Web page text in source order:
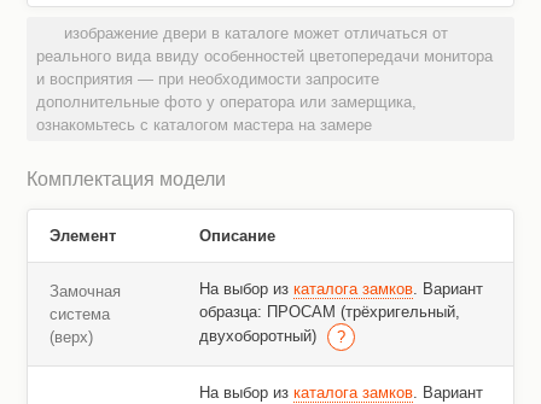
изображение двери в каталоге может отличаться от
реального вида ввиду особенностей цветопередачи монитора
и восприятия — при необходимости запросите
дополнительные фото у оператора или замерщика,
ознакомьтесь с каталогом мастера на замере
Комплектация модели
Элемент Описание
Замочная
система
(верх)
На выбор из каталога замков. Вариант
образца: ПРОСАМ (трёхригельный,
двухоборотный)
На выбор из каталога замков. Вариант